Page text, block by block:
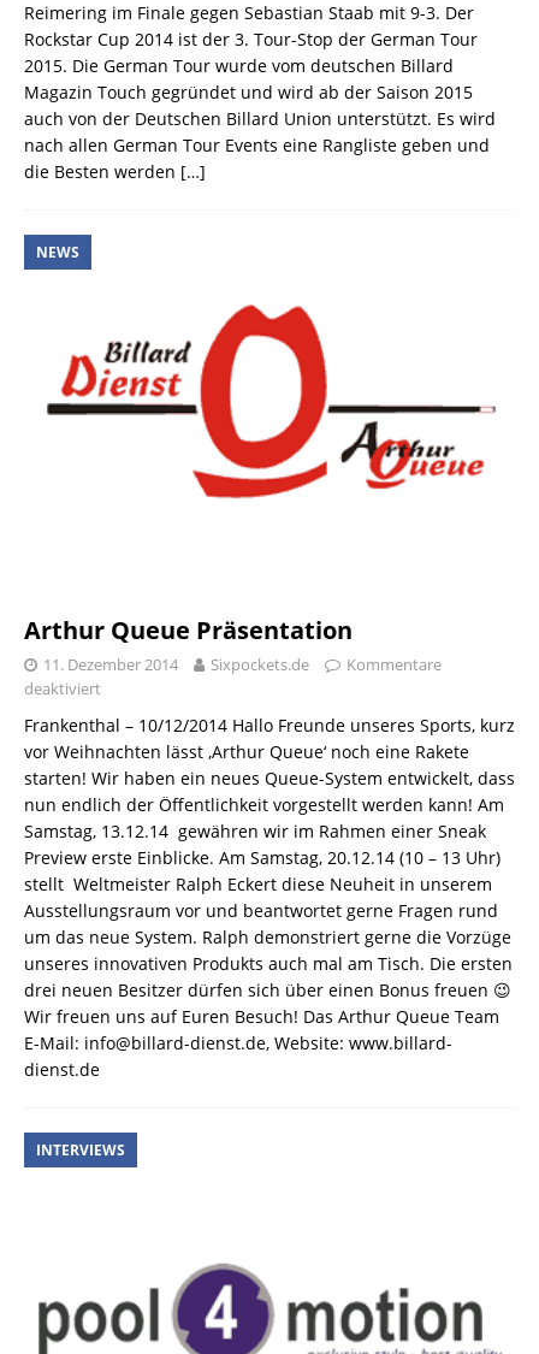
Reimering im Finale gegen Sebastian Staab mit 9-3. Der
Rockstar Cup 2014 ist der 3. Tour-Stop der German Tour
2015. Die German Tour wurde vom deutschen Billard
Magazin Touch gegründet und wird ab der Saison 2015
auch von der Deutschen Billard Union unterstützt. Es wird
nach allen German Tour Events eine Rangliste geben und
die Besten werden […]
NEWS
Arthur Queue Präsentation
11. Dezember 2014 Sixpockets.de
Kommentare
deaktiviert
Frankenthal – 10/12/2014 Hallo Freunde unseres Sports, kurz
vor Weihnachten lässt ‚Arthur Queue‘ noch eine Rakete
starten! Wir haben ein neues Queue-System entwickelt, dass
nun endlich der Öffentlichkeit vorgestellt werden kann! Am
Samstag, 13.12.14 gewähren wir im Rahmen einer Sneak
Preview erste Einblicke. Am Samstag, 20.12.14 (10 – 13 Uhr)
stellt Weltmeister Ralph Eckert diese Neuheit in unserem
Ausstellungsraum vor und beantwortet gerne Fragen rund
um das neue System. Ralph demonstriert gerne die Vorzüge
unseres innovativen Produkts auch mal am Tisch. Die ersten
drei neuen Besitzer dürfen sich über einen Bonus freuen 😉
Wir freuen uns auf Euren Besuch! Das Arthur Queue Team
E-Mail: info@billard-dienst.de, Website: www.billard-
dienst.de
INTERVIEWS